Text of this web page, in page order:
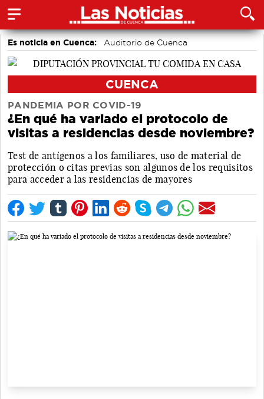
Es noticia en Cuenca: Auditorio de Cuenca
CUENCA
PANDEMIA POR COVID-19
¿En qué ha variado el protocolo de
visitas a residencias desde noviembre?
Test de antígenos a los familiares, uso de material de
protección o citas previas son algunos de los requisitos
para acceder a las residencias de mayores